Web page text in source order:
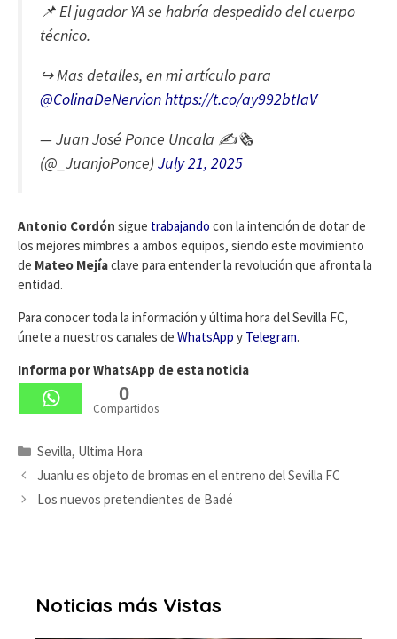
📌 El jugador YA se habría despedido del cuerpo
técnico.
↪️ Mas detalles, en mi artículo para
@ColinaDeNervionhttps://t.co/ay992btIaV
— Juan José Ponce Uncala ✍️🗞️
(@_JuanjoPonce)July 21, 2025
Antonio Cordón sigue trabajando con la intención de dotar de
los mejores mimbres a ambos equipos, siendo este movimiento
de Mateo Mejíaclave para entender la revolución que afronta la
entidad.
Para conocer toda la información y última hora del Sevilla FC,
únete a nuestros canales de WhatsApp y Telegram.
Informa por WhatsApp de esta noticia
0
Compartidos
Categorías
Sevilla, Ultima Hora
Juanlu es objeto de bromas en el entreno del Sevilla FC
Los nuevos pretendientes de Badé
Noticias más Vistas